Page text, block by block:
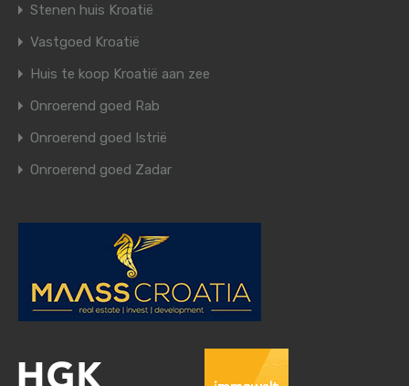
Stenen huis Kroatië
Vastgoed Kroatië
Huis te koop Kroatië aan zee
Onroerend goed Rab
Onroerend goed Istrië
Onroerend goed Zadar